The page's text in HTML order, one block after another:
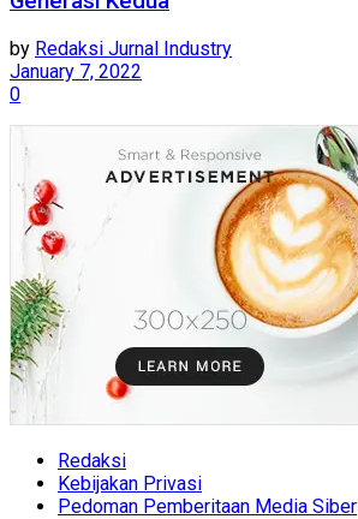
by Redaksi Jurnal Industry
January 7, 2022
0
Redaksi
Kebijakan Privasi
Pedoman Pemberitaan Media Siber